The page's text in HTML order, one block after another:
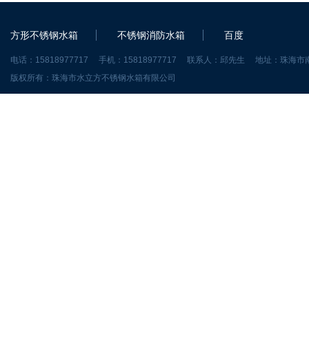
方形不锈钢水箱 不锈钢消防水箱 百度
电话：15818977717 手机：15818977717 联系人：邱先生 地址：珠海市
版权所有：珠海市水立方不锈钢水箱有限公司